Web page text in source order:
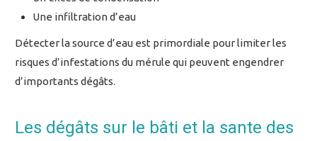
Une infiltration d’eau
Détecter la source d’eau est primordiale pour limiter les
risques d’infestations du mérule qui peuvent engendrer
d’importants dégâts.
Les dégâts sur le bâti et la sante des